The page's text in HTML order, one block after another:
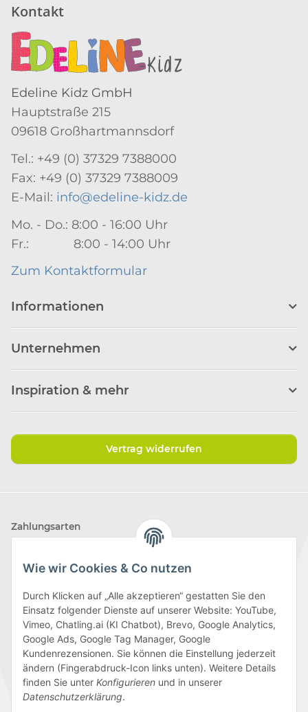
Wie wir Cookies & Co nutzen
Durch Klicken auf „Alle akzeptieren“ gestatten Sie den
Einsatz folgender Dienste auf unserer Website: YouTube,
Vimeo, Chatling.ai (KI Chatbot), Brevo, Google Analytics,
Google Ads, Google Tag Manager, Google
Kundenrezensionen. Sie können die Einstellung jederzeit
ändern (Fingerabdruck-Icon links unten). Weitere Details
finden Sie unter Konfigurieren und in unserer
Datenschutzerklärung.
Kontakt
Edeline Kidz GmbH
Hauptstraße 215
09618 Großhartmannsdorf
Tel.: +49 (0) 37329 7388000
Fax: +49 (0) 37329 7388009
E-Mail: info@edeline-kidz.de
Mo. - Do.: 8:00 - 16:00 Uhr
Fr.: 8:00 - 14:00 Uhr
Zum Kontaktformular
Informationen
Unternehmen
Inspiration & mehr
Vertrag widerrufen
Zahlungsarten
Wir versenden mit
Folge uns